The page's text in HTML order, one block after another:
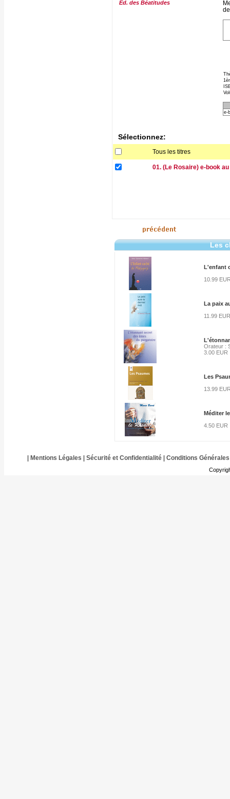
Ed. des Béatitudes
e-
Sélectionnez:
Tous les titres
01. (Le Rosaire) e-book
Les
L'enfant
10.99
La paix
11.99 EUR
Orateur :
3.00 EUR
Les
13.99
Méditer
4.50 EUR
Mentions Légales Sécurité et Confidentialité| Conditions Générales